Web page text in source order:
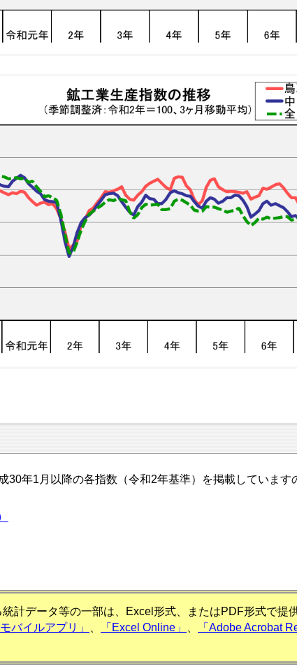
30年1月以降の各指数（令和2年基準）を掲載しています
計データ等の一部は、Excel形式、またはPDF形式で提
バイルアプリ」 「Excel Online」
「Adobe Acrobat